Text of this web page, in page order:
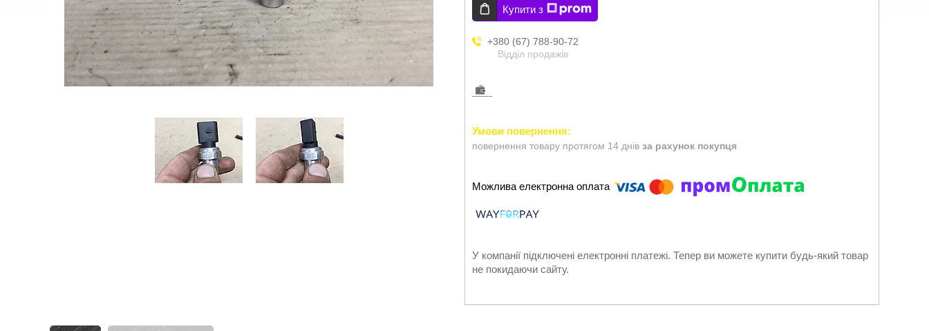
Купити з
+380 (67) 788-90-72
Відділ продажів
повернення товару протягом 14 днів за рахунок покупця
У компанії підключені електронні платежі. Тепер ви можете купити будь-який товар
не покидаючи сайту.